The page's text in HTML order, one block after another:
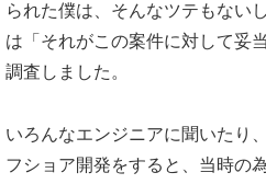
られた僕は、そんなツテもない
は「それがこの案件に対して妥
調査しました。
いろんなエンジニアに聞いたり
フショア開発をすると、当時の